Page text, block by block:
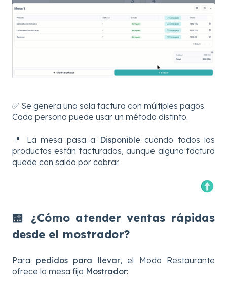
✅ Se genera una sola factura con múltiples pagos.
Cada persona puede usar un método distinto.
📍 La mesa pasa a Disponible cuando todos los
productos están facturados, aunque alguna factura
quede con saldo por cobrar.
🏪 ¿Cómo atender ventas rápidas
desde el mostrador?
Para pedidos para llevar, el Modo Restaurante
ofrece la mesa fija Mostrador: